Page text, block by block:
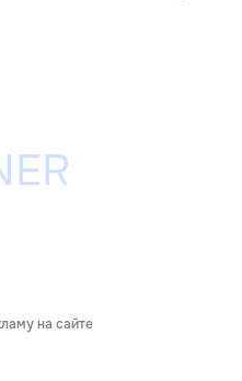
на сайте